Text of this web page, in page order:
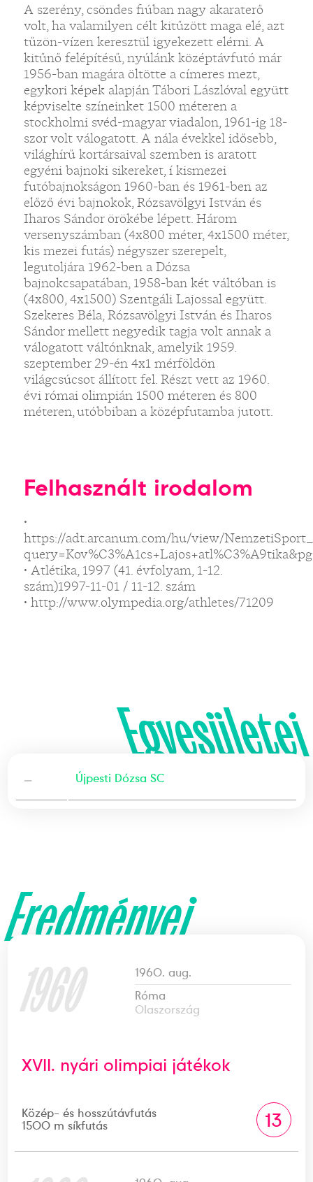
A szerény, csöndes fiúban nagy akaraterő
volt, ha valamilyen célt kitűzött maga elé, azt
tűzön-vízen keresztül igyekezett elérni. A
kitűnő felépítésű, nyúlánk középtávfutó már
1956-ban magára öltötte a címeres mezt,
egykori képek alapján Tábori Lászlóval együtt
képviselte színeinket 1500 méteren a
stockholmi svéd-magyar viadalon, 1961-ig 18-
szor volt válogatott. A nála évekkel idősebb,
világhírű kortársaival szemben is aratott
egyéni bajnoki sikereket, í kismezei
futóbajnokságon 1960-ban és 1961-ben az
előző évi bajnokok, Rózsavölgyi István és
Iharos Sándor örökébe lépett. Három
versenyszámban (4x800 méter, 4x1500 méter,
kis mezei futás) négyszer szerepelt,
legutoljára 1962-ben a Dózsa
bajnokcsapatában, 1958-ban két váltóban is
(4x800, 4x1500) Szentgáli Lajossal együtt.
Szekeres Béla, Rózsavölgyi István és Iharos
Sándor mellett negyedik tagja volt annak a
válogatott váltónknak, amelyik 1959.
szeptember 29-én 4x1 mérföldön
világcsúcsot állított fel. Részt vett az 1960.
évi római olimpián 1500 méteren és 800
méteren, utóbbiban a középfutamba jutott.
Felhasznált irodalom
•
https://adt.arcanum.com/hu/view/
• Atlétika, 1997 (41. évfolyam, 1-12.
szám)1997-11-01 / 11-12. szám
• http://www.olympedia.org/athletes/71209
Egyesületei
— Újpesti Dózsa SC
Eredményei
1960
1960. aug.
Róma
Olaszország
XVII. nyári olimpiai játékok
Közép- és hosszútávfutás
1500 m síkfutás
13